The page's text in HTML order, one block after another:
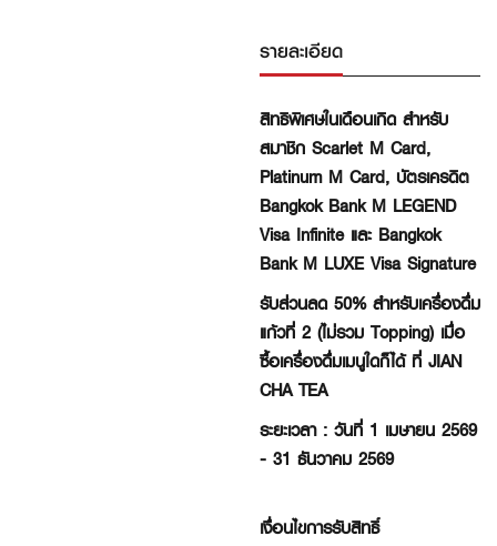
รายละเอียด
สิทธิพิเศษในเดือนเกิดสำหรับ
สมาชิก Scarlet M Card,
Platinum M Card, บัตรเครดิต
Bangkok BankM LEGEND
Visa Infinite และ Bangkok
BankM LUXE Visa Signature
รับส่วนลด 50% สำหรับเครื่องดื่ม
แก้วที่ 2 (ไม่รวม Topping) เมื่อ
ซื้อเครื่องดื่มเมนูใดก็ได้ ที่ JIAN
CHA TEA
ระยะเวลา : วันที่ 1 เมษายน 2569
- 31 ธันวาคม 2569
เงื่อนไขการรับสิทธิ์